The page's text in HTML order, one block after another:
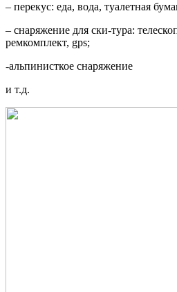
– перекус: еда, вода, туалетная
– снаряжение для ски-тура:
ремкомплект, gps;
-альпинисткое снаряжение
и т.д.